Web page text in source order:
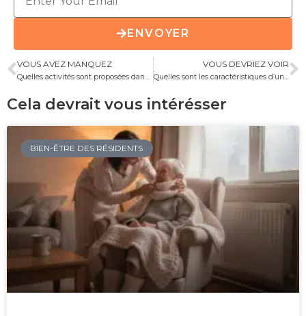
ENVOYER
VOUS AVEZ MANQUEZ
Quelles activités sont proposées dans un Ehpad pour favoriser le bien-être des résidents ?
VOUS DEVRIEZ VOIR
Quelles sont les caractéristiques d’un EHPAD et comment choisir le bon pour vos proches ?
Cela devrait vous intérésser
BIEN-ÊTRE DES RÉSIDENTS